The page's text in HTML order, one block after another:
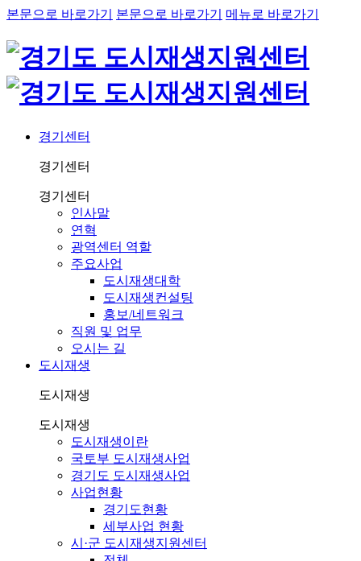
본문으로 바로가기 본문으로 바로가기 메뉴로 바로가기
경기센터
경기센터
경기센터
인사말
연혁
광역센터 역할
주요사업
도시재생대학
도시재생컨설팅
홍보/네트워크
직원 및 업무
오시는 길
도시재생
도시재생
도시재생
도시재생이란
국토부 도시재생사업
경기도 도시재생사업
사업현황
경기도현황
세부사업 현황
시·군 도시재생지원센터